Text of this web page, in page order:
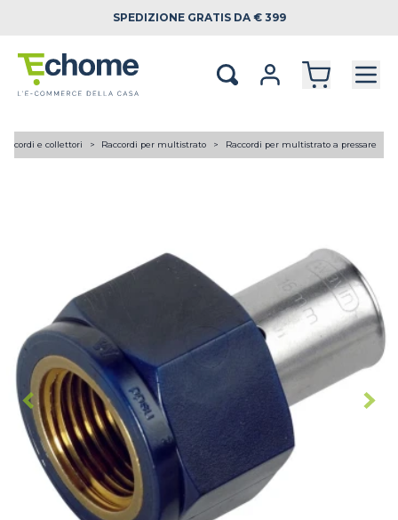
SPEDIZIONE GRATIS DA € 399
e collettori Raccordi per multistrato Raccordi per multistrato a pressare